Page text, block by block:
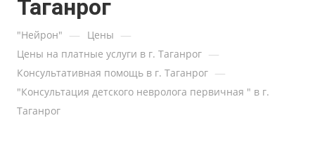
Таганрог
"Нейрон" — Цены —
Цены на платные услуги в г. Таганрог —
Консультативная помощь в г. Таганрог —
"Консультация детского невролога первичная " в г.
Таганрог